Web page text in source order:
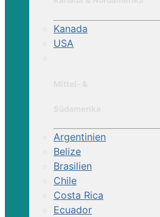
Kanada
USA
Argentinien
Belize
Brasilien
Chile
Costa Rica
Ecuador